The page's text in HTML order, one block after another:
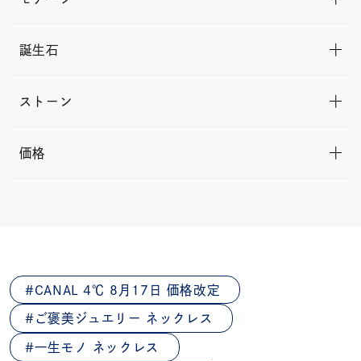
誕生石
ストーン
価格
CANAL 4℃ 8月17日 価格改定
ご褒美ジュエリー ネックレス
一生モノ ネックレス